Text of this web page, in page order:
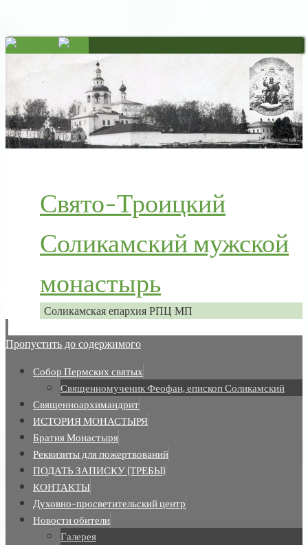
Свято-Троицкий
Соликамский мужской
монастырь
Соликамская епархия РПЦ МП
Пропустить до содержимого
Собор Пермских святых
Священномученик Феофан, епископ Соликамский
Священноархимандрит
ИСТОРИЯ МОНАСТЫРЯ
Братия Монастыря
Реквизиты для пожертвований
ПОДАТЬ ЗАПИСКУ (ТРЕБЫ)
КОНТАКТЫ
Духовно-просветительский центр
Новости обители
Галерея